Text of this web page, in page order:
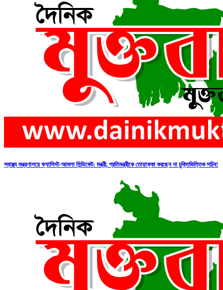
স্বাস্থ্য মন্ত্রণালয়ে ফ্যাসিস্ট-আমলা সিন্ডিকেট: মন্ত্রী, প্রতিমন্ত্রীকে তোয়াক্কা করছেন না চুক্তিভিত্তিক সচিব!